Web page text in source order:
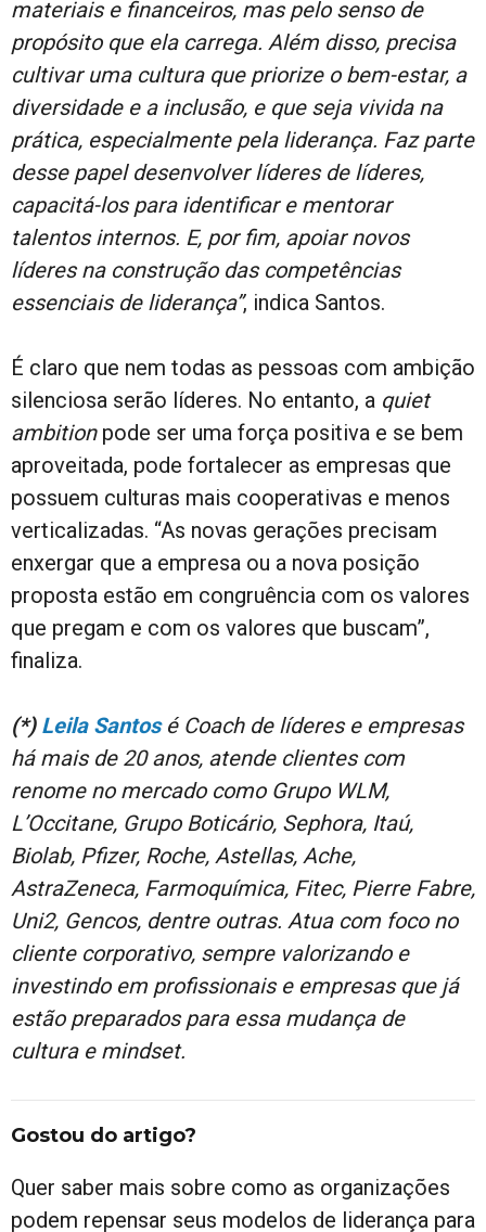
materiais e financeiros, mas pelo senso de
propósito que ela carrega. Além disso, precisa
cultivar uma cultura que priorize o bem-estar, a
diversidade e a inclusão, e que seja vivida na
prática, especialmente pela liderança. Faz parte
desse papel desenvolver líderes de líderes,
capacitá-los para identificar e mentorar
talentos internos. E, por fim, apoiar novos
líderes na construção das competências
essenciais de liderança”, indica Santos.
É claro que nem todas as pessoas com ambição
silenciosa serão líderes. No entanto, a quiet
ambitionpode ser uma força positiva e se bem
aproveitada, pode fortalecer as empresas que
possuem culturas mais cooperativas e menos
verticalizadas. “As novas gerações precisam
enxergar que a empresa ou a nova posição
proposta estão em congruência com os valores
que pregam e com os valores que buscam”,
finaliza.
(*) Leila Santosé Coach de líderes e empresas
há mais de 20 anos, atende clientes com
renome no mercado como Grupo WLM,
L’Occitane, Grupo Boticário, Sephora, Itaú,
Biolab, Pfizer, Roche, Astellas, Ache,
AstraZeneca, Farmoquímica, Fitec, Pierre Fabre,
Uni2, Gencos, dentre outras. Atua com foco no
cliente corporativo, sempre valorizando e
investindo em profissionais e empresas que já
estão preparados para essa mudança de
cultura e mindset.
Gostou do artigo?
Quer saber mais sobre como as organizações
podem repensar seus modelos de liderança para